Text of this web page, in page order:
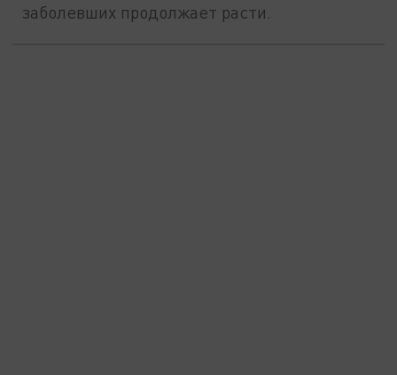
заболевших продолжает расти.